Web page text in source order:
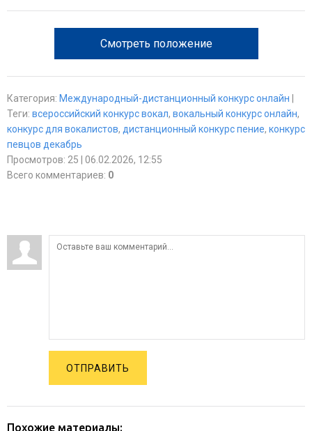
Смотреть положение
Категория: Международный-дистанционный конкурс онлайн
Теги: всероссийский конкурс вокал, вокальный конкурс онлайн,
конкурс для вокалистов, дистанционный конкурс пение, конкурс
певцов декабрь
Просмотров: 25 | 06.02.2026, 12:55
Всего комментариев: 0
ОТПРАВИТЬ
Похожие материалы: